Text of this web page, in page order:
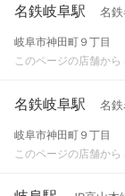
名鉄岐阜駅 名
岐阜市神田町９丁目
このページの店舗か
名鉄岐阜駅 名
岐阜市神田町９丁目
このページの店舗か